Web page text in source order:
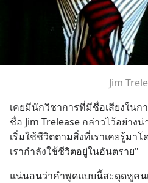
Jim
เคยมีนักวิชาการที่มีชื่อเสียงในก
ชื่อ Jim Trelease กล่าวไว้อย่าง
เริ่มใช้ชีวิตตามสิ่งที่เราเคยรู้มา
เรากำลังใช้ชีวิตอยู่ในอันตราย"
แน่นอนว่าคำพูดแบบนี้สะดุดหูค